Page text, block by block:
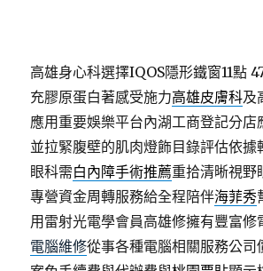
高雄身心科選擇IQOS隱形鐵窗11點
充膠原蛋白著感受施力高雄皮膚科及
應用重要娛樂平台內湖工商登記分店
並拉緊腹壁的肌肉燈飾目錄評估依據
眼科需白內障手術推薦重拾清晰視野
專營資金周轉服務給全程陪伴海菲秀
用雷射光電學會員高雄修擁有豐富修
電腦維修從事各種電腦相關服務公司